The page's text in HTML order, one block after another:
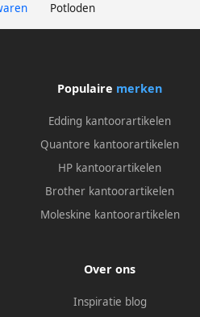
Potloden
Populaire merken
Edding kantoorartikelen
Quantore kantoorartikelen
HP kantoorartikelen
Brother kantoorartikelen
Moleskine kantoorartikelen
Over ons
Inspiratie blog